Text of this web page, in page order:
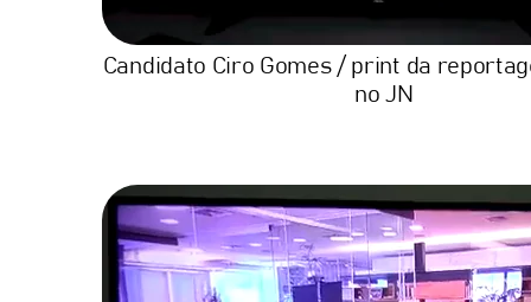
Candidato Ciro Gomes / print da
no JN